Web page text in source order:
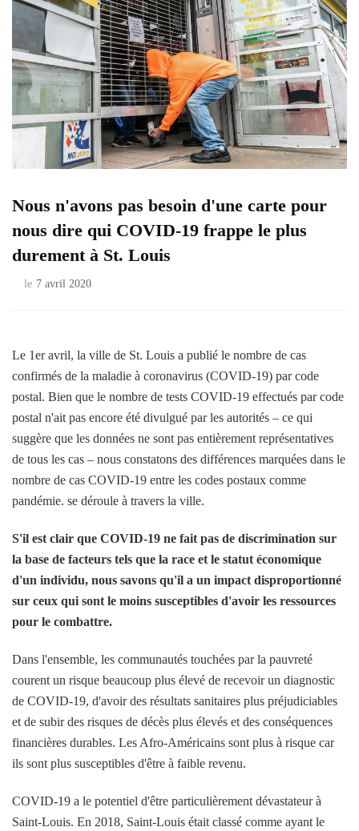
Nous n'avons pas besoin d'une carte pour
nous dire qui COVID-19 frappe le plus
durement à St. Louis
le 7 avril 2020
Le 1er avril, la ville de St. Louis a publié le nombre de cas
confirmés de la maladie à coronavirus (COVID-19) par code
postal. Bien que le nombre de tests COVID-19 effectués par code
postal n'ait pas encore été divulgué par les autorités – ce qui
suggère que les données ne sont pas entièrement représentatives
de tous les cas – nous constatons des différences marquées dans le
nombre de cas COVID-19 entre les codes postaux comme
pandémie. se déroule à travers la ville.
S'il est clair que COVID-19 ne fait pas de discrimination sur
la base de facteurs tels que la race et le statut économique
d'un individu, nous savons qu'il a un impact disproportionné
sur ceux qui sont le moins susceptibles d'avoir les ressources
pour le combattre.
Dans l'ensemble, les communautés touchées par la pauvreté
courent un risque beaucoup plus élevé de recevoir un diagnostic
de COVID-19, d'avoir des résultats sanitaires plus préjudiciables
et de subir des risques de décès plus élevés et des conséquences
financières durables. Les Afro-Américains sont plus à risque car
ils sont plus susceptibles d'être à faible revenu.
COVID-19 a le potentiel d'être particulièrement dévastateur à
Saint-Louis. En 2018, Saint-Louis était classé comme ayant le